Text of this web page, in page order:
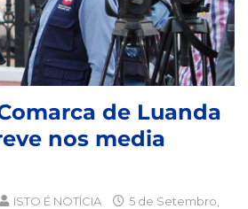
de Luanda
nos media
ISTO É NOTÍCIA
5 de Setembro,